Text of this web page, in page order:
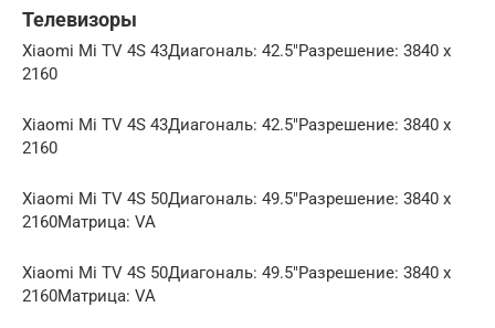
Телевизоры
Xiaomi Mi TV 4S 43Диагональ: 42.5″Разрешение: 3840 x
2160
Xiaomi Mi TV 4S 43Диагональ: 42.5″Разрешение: 3840 x
2160
Xiaomi Mi TV 4S 50Диагональ: 49.5″Разрешение: 3840 x
2160Матрица: VA
Xiaomi Mi TV 4S 50Диагональ: 49.5″Разрешение: 3840 x
2160Матрица: VA